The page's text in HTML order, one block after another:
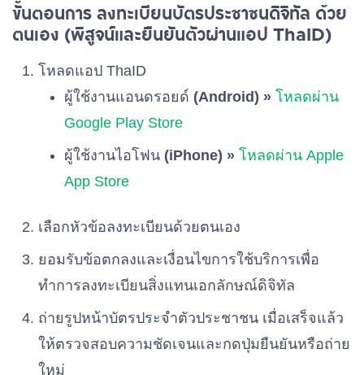
เบอร์ 44 พรรคราษฎร์วิถี
เบอร์ 45
เบอร์ 46 พรรคถิ่นกาขาวชาววิไล
เบอร์ 47
เบอร์ 48 พรรคเพื่ออนาคตไทย
เบอร์ 49 พรรครักษ์ผืนป่าประเทศไทย
ขั้นตอนการ ลงทะเบียนบัตรประชาชนดิจิทัล ด้วย
ตนเอง (พิสูจน์และยืนยันตัวผ่านแอป ThaID)
โหลดแอป ThaID
ผู้ใช้งานแอนดรอยด์ (Android) » โหลดผ่าน
Google Play Store
ผู้ใช้งานไอโฟน (iPhone) » โหลดผ่าน Apple
App Store
เลือกหัวข้อลงทะเบียนด้วยตนเอง
ยอมรับข้อตกลงและเงื่อนไขการใช้บริการเพื่อ
ทำการลงทะเบียนสิ่งแทนเอกลักษณ์ดิจิทัล
ถ่ายรูปหน้าบัตรประจำตัวประชาชน เมื่อเสร็จแล้ว
ให้ตรวจสอบความชัดเจนและกดปุ่มยืนยันหรือถ่าย
ใหม่